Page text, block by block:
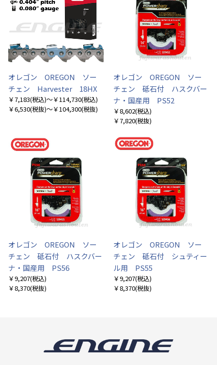
オレゴン OREGON ソー
チェン Harvester 18HX
￥7,183(税込)～￥114,730(税込)
￥6,530(税抜)～￥104,300(税抜)
オレゴン OREGON ソー
チェン 砥石付 ハスクバー
ナ・国産用 PS52
￥8,602(税込)
￥7,820(税抜)
オレゴン OREGON ソー
チェン 砥石付 ハスクバー
ナ・国産用 PS56
￥9,207(税込)
￥8,370(税抜)
オレゴン OREGON ソー
チェン 砥石付 シュティー
ル用 PS55
￥9,207(税込)
￥8,370(税抜)